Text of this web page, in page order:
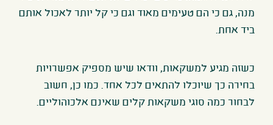
מנה, גם כי הם טעימים מאוד וגם כי קל יותר לאכול אותם
ביד אחת.
כשזה מגיע למשקאות, וודאו שיש מספיק אפשרויות
בחירה כך שיוכלו להתאים לכל אחד. כמו כן, חשוב
לבחור כמה סוגי משקאות קלים שאינם אלכוהוליים.